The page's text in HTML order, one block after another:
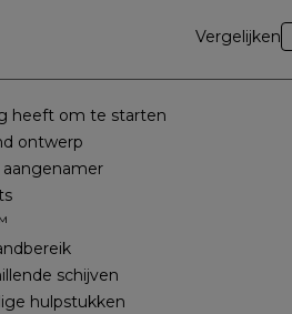
Vergelijken
heeft om te starten
ontwerp
schijven
hulpstukken